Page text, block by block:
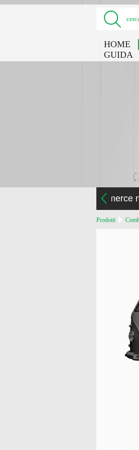
HOME
GUIDA
la merce
Prodotti